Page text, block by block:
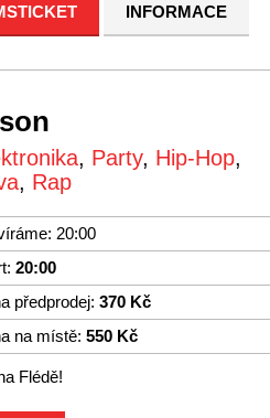
INFORMACE
, Party, Hip-Hop,
, Rap
20:00
20:00
předprodej: 370 Kč
na místě: 550 Kč
Flédě!